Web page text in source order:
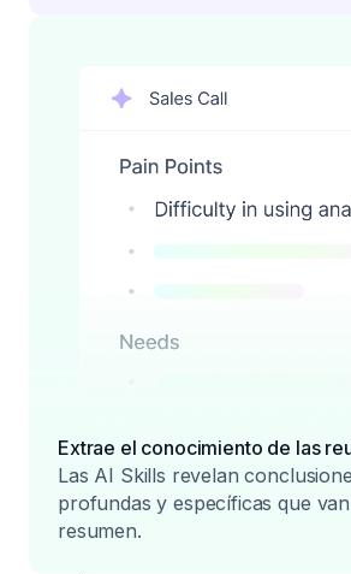
Extrae el conocimiento de las
Las AI Skills revelan
profundas y específicas que
resumen.